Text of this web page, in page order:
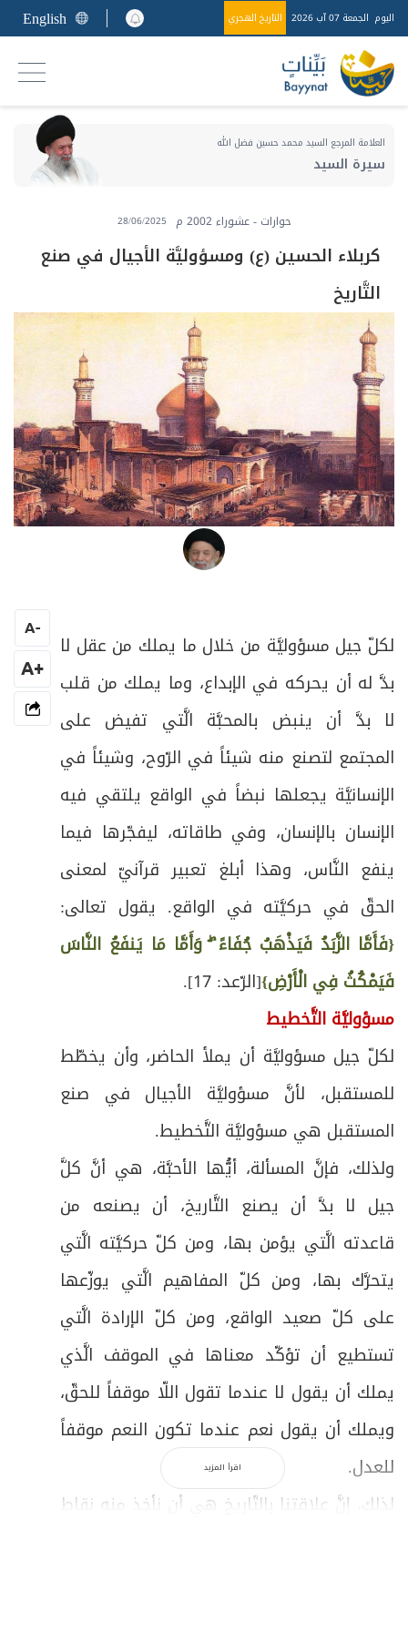
اليوم الجمعة 07 آب 2026 التاريخ الهجري English
العلامة المرجع السيد محمد حسين فضل الله
سيرة السيد
حوارات - عشوراء 2002 م 28/06/2025
كربلاء الحسين (ع) ومسؤوليَّة الأجيال في صنع
التَّاريخ
لكلّ جيل مسؤوليَّة من خلال ما يملك من عقل لا
بدَّ له أن يحركه في الإبداع، وما يملك من قلب
لا بدَّ أن ينبض بالمحبَّة الَّتي تفيض على
المجتمع لتصنع منه شيئاً في الرّوح، وشيئاً في
الإنسانيَّة يجعلها نبضاً في الواقع يلتقي فيه
الإنسان بالإنسان، وفي طاقاته، ليفجّرها فيما
ينفع النَّاس، وهذا أبلغ تعبير قرآنيّ لمعنى
الحقّ في حركيَّته في الواقع. يقول تعالى:
{فَأَمَّا الزَّبَدُ فَيَذْهَبُ جُفَاءً ۖ وَأَمَّا مَا يَنفَعُ النَّاسَ
فَيَمْكُثُ فِي الْأَرْضِ}[الرّعد: 17].
مسؤوليَّة التَّخطيط
لكلّ جيل مسؤوليَّة أن يملأ الحاضر، وأن يخطّط
للمستقبل، لأنَّ مسؤوليَّة الأجيال في صنع
المستقبل هي مسؤوليَّة التَّخطيط.
ولذلك، فإنَّ المسألة، أيُّها الأحبَّة، هي أنَّ كلَّ
جيل لا بدَّ أن يصنع التَّاريخ، أن يصنعه من
قاعدته الَّتي يؤمن بها، ومن كلّ حركيَّته الَّتي
يتحرَّك بها، ومن كلّ المفاهيم الَّتي يوزّعها
على كلّ صعيد الواقع، ومن كلّ الإرادة الَّتي
تستطيع أن تؤكّد معناها في الموقف الَّذي
يملك أن يقول لا عندما تقول اللّا موقفاً للحقّ،
ويملك أن يقول نعم عندما تكون النعم موقفاً
للعدل.
لذلك، إنَّ علاقتنا بالتّاريخ هي أن نأخذ منه نقاط
اقرأ المزيد
-
A
+A